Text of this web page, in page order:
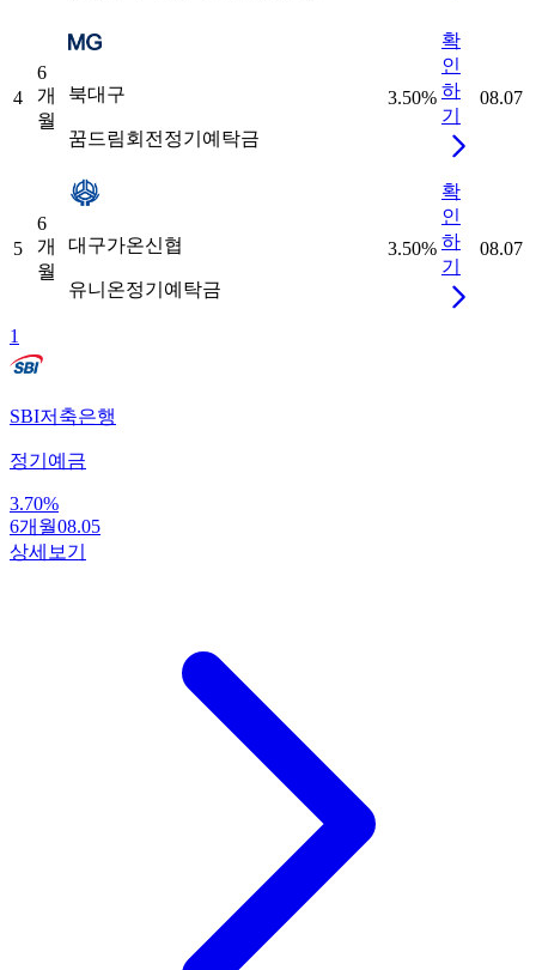
4
6
개
월
북대구
꿈드림회전정기예탁금
3.50%
확
인
하
기
08.07
5
6
개
월
대구가온신협
유니온정기예탁금
3.50%
확
인
하
기
08.07
1
SBI저축은행
정기예금
3.70%
6개월08.05
상세보기